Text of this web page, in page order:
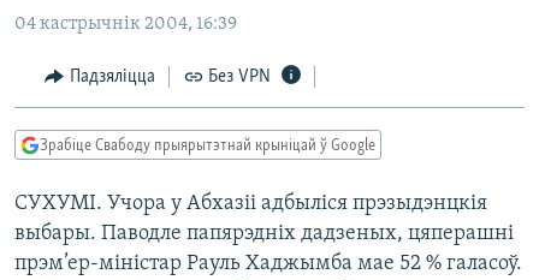
галоўнага
Перайсьці
да
галоўнай
навігацыі
Перайсьці
да
пошуку
ВІДЭА І ФОТА
ЛЮДЗІ
ЭКАНОМІКА
ВАЙНА
БЕЛАРУСЫ НА ВАЙНЕ
ТЭСТЫ
БЛОГІ
ПАДКАСТЫ
КНІГІ
АЎДЫЁКНІГІ
СУВЯЗЬ
АБЫСЬЦІ БЛЯКАВАНЬНЕ
ПАДПІСАЦЦА
ПАДКАСТЫ
FACEBOOK
TWITTER
САЧЫЦЕ ЗА АБНАЎЛЕНЬНЯМІ
04 кастрычнік 2004, 16:39
Падзяліцца Без VPN
Зрабіце Свабоду прыярытэтнай крыніцай ў Google
СУХУМІ. Учора у Абхазіі адбыліся прэзыдэнцкія
выбары. Паводле папярэдніх дадзеных, цяперашні
прэм’ер-міністар Рауль Хаджымба мае 52 % галасоў.